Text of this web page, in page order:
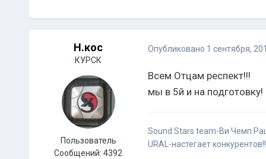
Н.кос
КУРСК
Пользователь
Сообщений:4392
Опубликовано 1 сентября,
Всем Отцам респект!!!
мы в 5й и на подготовку!
Sound Stars team-Ви Чемп
URAL-настегает